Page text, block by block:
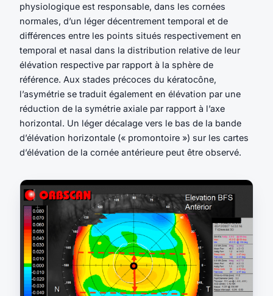
physiologique est responsable, dans les cornées
normales, d’un léger décentrement temporal et de
différences entre les points situés respectivement en
temporal et nasal dans la distribution relative de leur
élévation respective par rapport à la sphère de
référence. Aux stades précoces du kératocône,
l’asymétrie se traduit également en élévation par une
réduction de la symétrie axiale par rapport à l’axe
horizontal. Un léger décalage vers le bas de la bande
d’élévation horizontale (« promontoire ») sur les cartes
d’élévation de la cornée antérieure peut être observé.